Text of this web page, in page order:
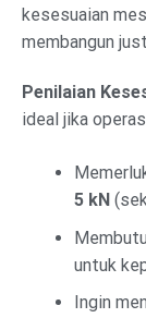
kesesuaian
membangun
Penilaian
ideal jika
5 kN
untuk
Ingin